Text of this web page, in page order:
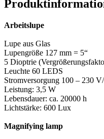
Arbeitslupe
Lupe aus Glas
Lupengröße 127 mm = 5“
5 Dioptrie
Leuchte 60 LEDS
Stromversorgung 100 – 230
Leistung: 3,5 W
Lebensdauer: ca. 20000 h
Lichtstärke: 600 Lux
Magnifying lamp